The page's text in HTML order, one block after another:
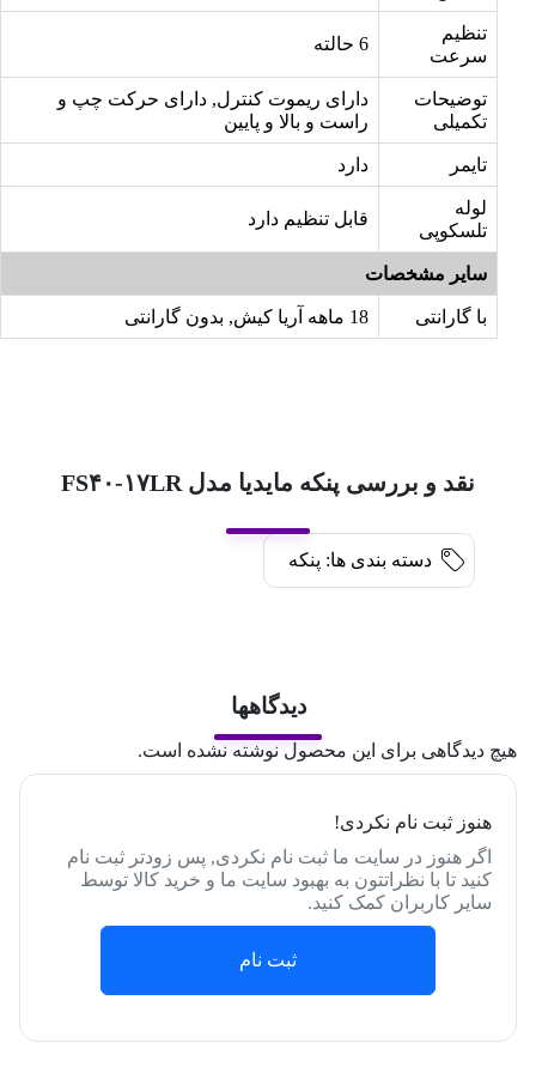
تنظیم
سرعت
توضیحات
تکمیلی
دارای ریموت کنترل, دارای حرکت چپ و
راست و بالا و پایین
تایمر دارد
لوله
تلسکوپی
قابل تنظیم دارد
سایر مشخصات
با گارانتی 18 ماهه آریا کیش, بدون گارانتی
نقد و بررسی پنکه مایدیا مدل FS۴۰-۱۷LR
دسته بندی ها: پنکه
دیدگاهها
هیچ دیدگاهی برای این محصول نوشته نشده است.
هنوز ثبت نام نکردی!
اگر هنوز در سایت ما ثبت نام نکردی, پس زودتر ثبت نام
کنید تا با نظراتتون به بهبود سایت ما و خرید کالا توسط
سایر کاربران کمک کنید.
ثبت نام